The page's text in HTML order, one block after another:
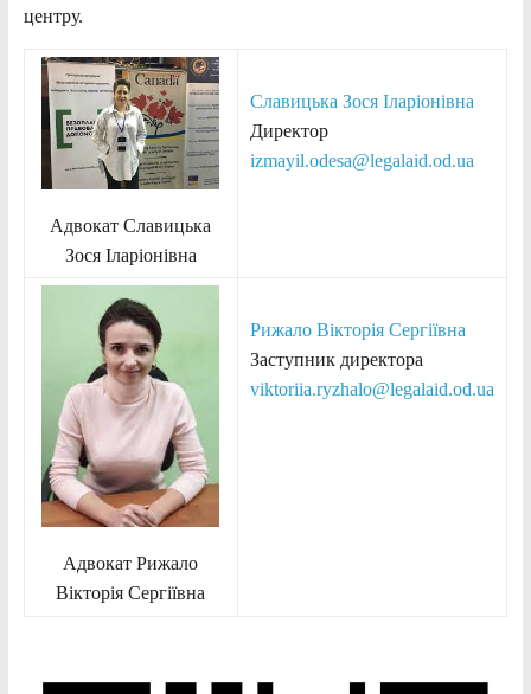
центру.
Адвокат Славицька
Зося Іларіонівна
Славицька Зося Іларіонівна
Директор
izmayil.odesa@legalaid.od.ua
Адвокат Рижало
Вікторія Сергіївна
Рижало Вікторія Сергіївна
Заступник директора
viktoriia.ryzhalo@legalaid.od.ua